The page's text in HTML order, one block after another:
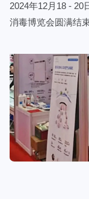
2024年12月18 - 20
消毒博览会圆满结